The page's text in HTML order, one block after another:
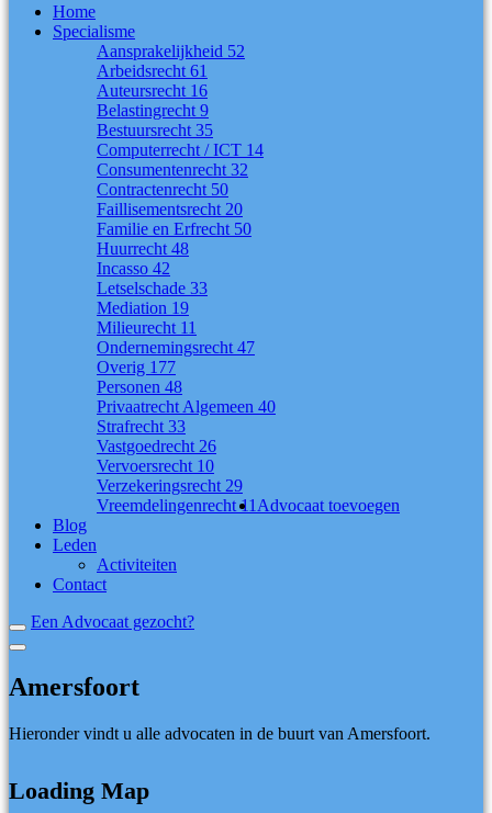
Home
Specialisme
Aansprakelijkheid 52
Arbeidsrecht 61
Auteursrecht 16
Belastingrecht 9
Bestuursrecht 35
Computerrecht / ICT 14
Consumentenrecht 32
Contractenrecht 50
Faillisementsrecht 20
Familie en Erfrecht 50
Huurrecht 48
Incasso 42
Letselschade 33
Mediation 19
Milieurecht 11
Ondernemingsrecht 47
Overig 177
Personen 48
Privaatrecht Algemeen 40
Strafrecht 33
Vastgoedrecht 26
Vervoersrecht 10
Verzekeringsrecht 29
Vreemdelingenrecht11 Advocaat toevoegen
Blog
Leden
Activiteiten
Contact
Een Advocaat gezocht?
Amersfoort
Hieronder vindt u alle advocaten in de buurt van Amersfoort.
Loading Map